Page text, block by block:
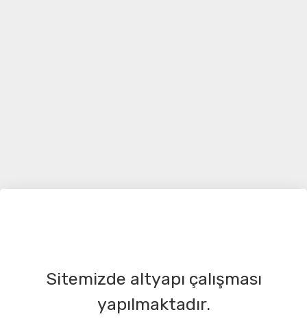
Sitemizde altyapı çalışması
yapılmaktadır.